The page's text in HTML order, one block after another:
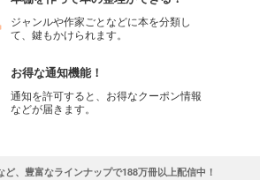
ジャンルや作家ごとなどに本を分類し
て、鍵もかけられます。
お得な通知機能！
通知を許可すると、お得なクーポン情報
などが届きます。
、豊富なラインナップで188万冊以上配信中！